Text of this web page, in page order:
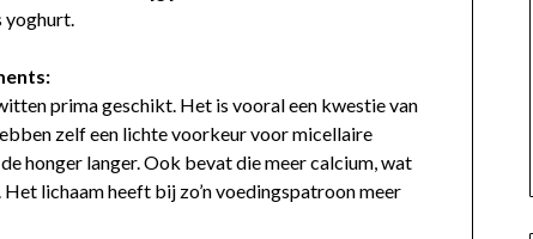
yoghurt.
prima geschikt. Het is vooral een kwestie van
zelf een lichte voorkeur voor micellaire
honger langer. Ook bevat die meer calcium, wat
lichaam heeft bij zo’n voedingspatroon meer